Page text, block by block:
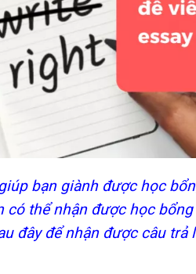
bạn giành được học
thể nhận được học
đây để nhận được câu trả